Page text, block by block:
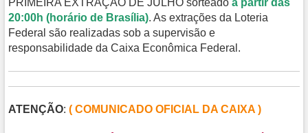
20:00h (horário de Brasília). As extrações da Loteria
Federal são realizadas sob a supervisão e
responsabilidade da Caixa Econômica Federal.
ATENÇÃO:( COMUNICADO OFICIAL DA CAIXA )